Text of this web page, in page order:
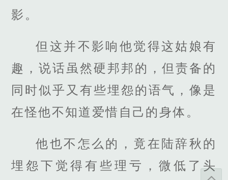
影。
但这并不影响他觉得这姑娘有
趣，说话虽然硬邦邦的，但责备的
同时似乎又有些埋怨的语气，像是
在怪他不知道爱惜自己的身体。
他也不怎么的，竟在陆辞秋的
埋怨下觉得有些理亏，微低了头